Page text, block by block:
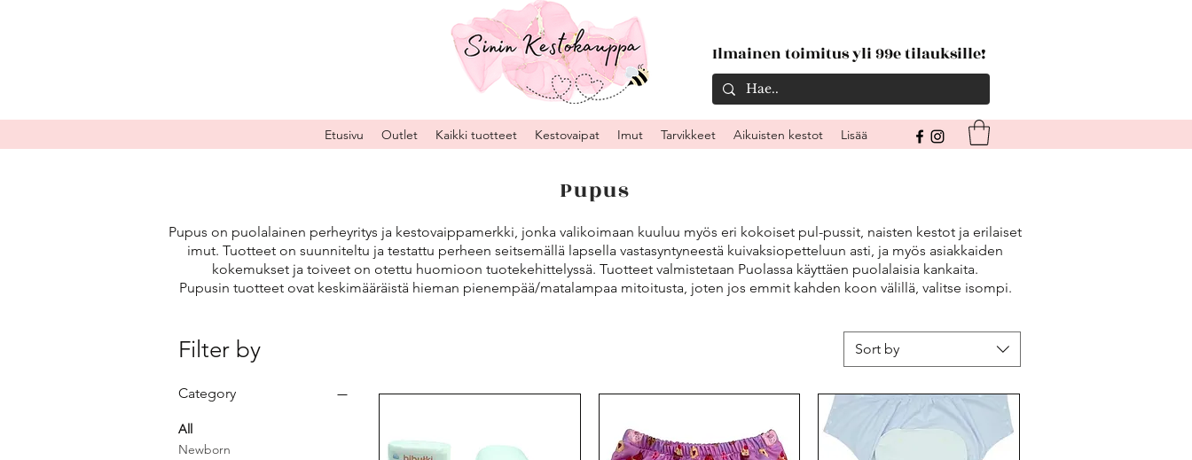
Ilmainen toimitus yli 99e tilauksille!
Etusivu Outlet Kaikki tuotteet Kestovaipat Imut Tarvikkeet Aikuisten kestot Lisää
Pupus
Pupus on puolalainen perheyritys ja kestovaippamerkki, jonka valikoimaan kuuluu myös eri kokoiset pul-pussit, naisten kestot ja erilaiset
imut. Tuotteet on suunniteltu ja testattu perheen seitsemällä lapsella vastasyntyneestä kuivaksiopetteluun asti, ja myös asiakkaiden
kokemukset ja toiveet on otettu huomioon tuotekehittelyssä. Tuotteet valmistetaan Puolassa käyttäen puolalaisia kankaita.
Pupusin tuotteet ovat keskimääräistä hieman pienempää/matalampaa mitoitusta, joten jos emmit kahden koon välillä, valitse isompi.
Filter by
Category
All
Newborn
Sort by